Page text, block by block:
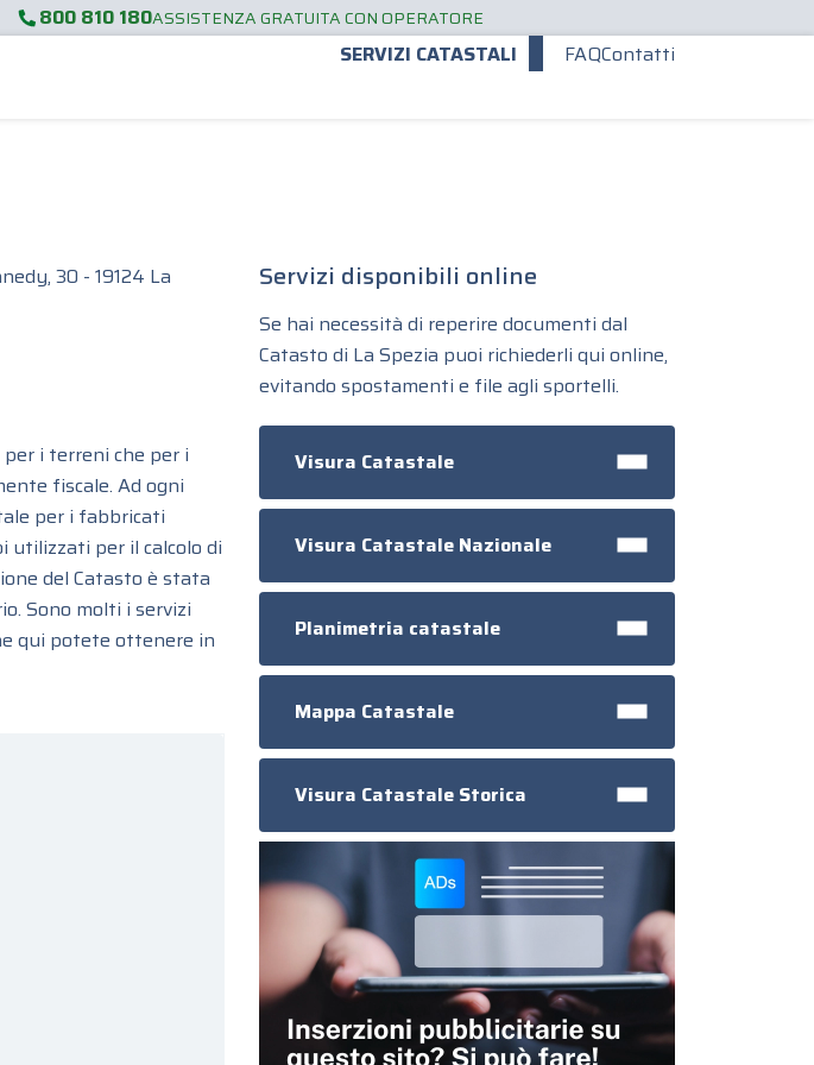
800 810 180ASSISTENZA GRATUITA CON OPERATORE
SERVIZI CATASTALI FAQContatti
30 - 19124 La
i terreni che per i
fiscale. Ad ogni
per i fabbricati
utilizzati per il calcolo di
del Catasto è stata
Sono molti i servizi
qui potete ottenere in
Servizi disponibili online
Se hai necessità di reperire documenti dal
Catasto di La Spezia puoi richiederli qui online,
evitando spostamenti e file agli sportelli.
Visura Catastale
Visura Catastale Nazionale
Planimetria catastale
Mappa Catastale
Visura Catastale Storica